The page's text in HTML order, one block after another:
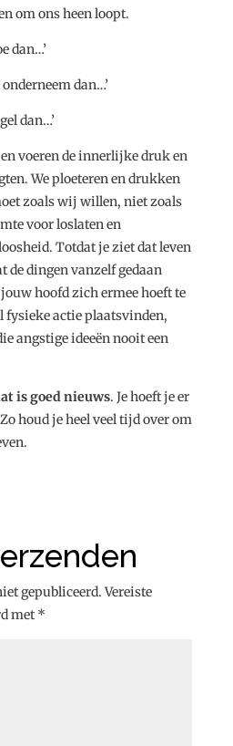
om ons heen loopt.
dan…’
dan…’
dan…’
voeren de innerlijke druk en
We ploeteren en drukken
zoals wij willen, niet zoals
voor loslaten en
Totdat je ziet dat leven
de dingen vanzelf gedaan
hoofd zich ermee hoeft te
fysieke actie plaatsvinden,
angstige ideeën nooit een
is goed nieuws. Je hoeft je er
houd je heel veel tijd over om
gepubliceerd. Vereiste
met *